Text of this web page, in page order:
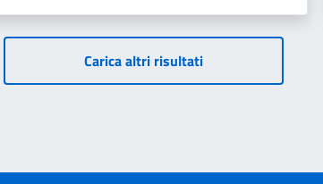
Carica altri risultati